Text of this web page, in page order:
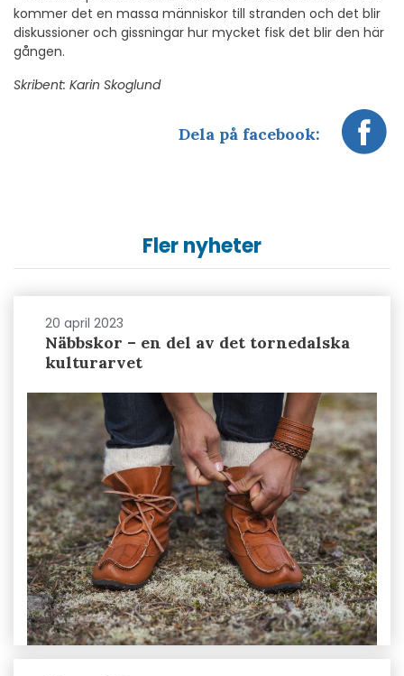
kommer det en massa människor till stranden och det blir
diskussioner och gissningar hur mycket fisk det blir den här
gången.
Skribent: Karin Skoglund
Dela på facebook:
Fler nyheter
20 april 2023
Näbbskor – en del av det tornedalska
kulturarvet